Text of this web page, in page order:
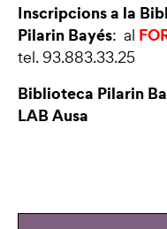
Inscripcions a la
Pilarin Bayés: al
tel. 93.883.33.25
Biblioteca Pilarin
LAB Ausa